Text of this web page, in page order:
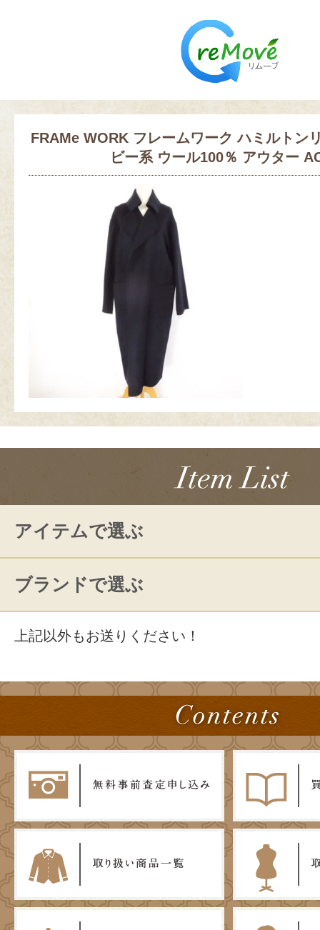
FRAMe WORK フレームワーク ハミルトン
ビー系 ウール100％ アウター
アイテムで選ぶ
ブランドで選ぶ
上記以外もお送りください！